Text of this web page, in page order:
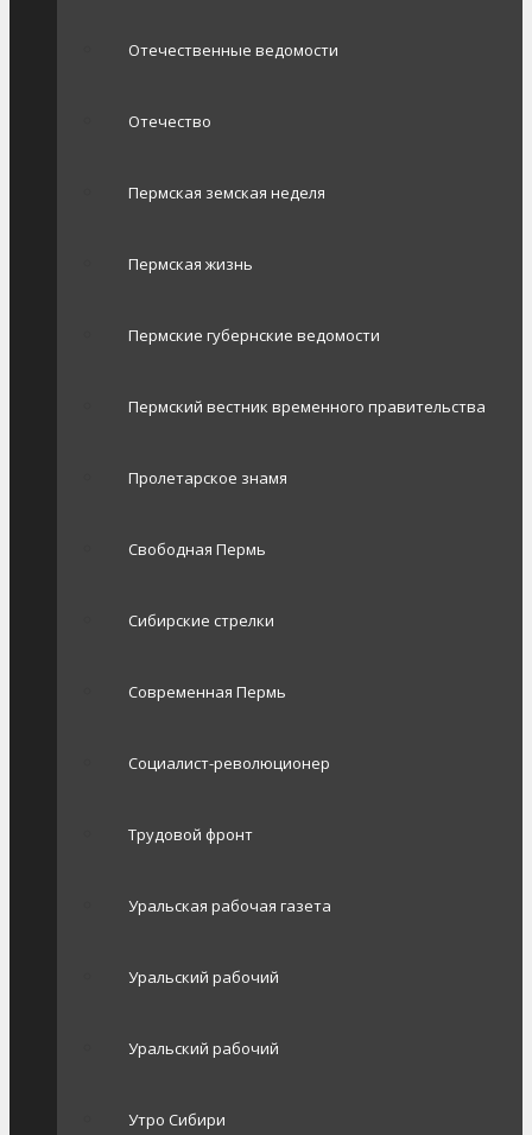
Отечественные ведомости
Отечество
Пермская земская неделя
Пермская жизнь
Пермские губернские ведомости
Пермский вестник временного правительства
Пролетарское знамя
Свободная Пермь
Сибирские стрелки
Современная Пермь
Социалист-революционер
Трудовой фронт
Уральская рабочая газета
Уральский рабочий
Уральский рабочий
Утро Сибири